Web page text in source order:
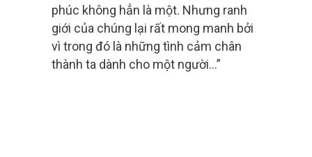
phúc không hẳn là một. Nhưng ranh
giới của chúng lại rất mong manh bởi
vì trong đó là những tình cảm chân
thành ta dành cho một người…”